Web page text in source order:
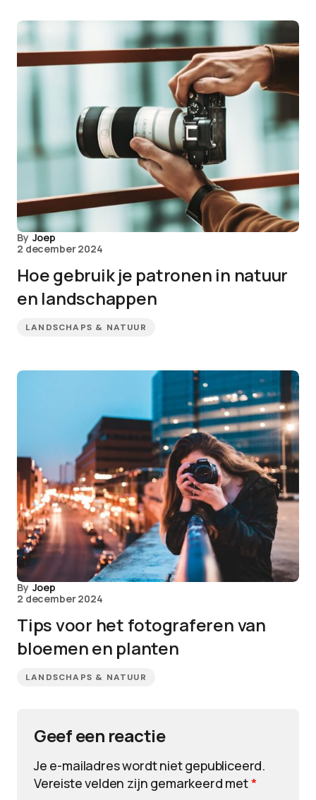
By Joep
2 december 2024
Hoe gebruik je patronen in natuur
en landschappen
LANDSCHAPS & NATUUR
By Joep
2 december 2024
Tips voor het fotograferen van
bloemen en planten
LANDSCHAPS & NATUUR
Geef een reactie
Je e-mailadres wordt niet gepubliceerd.
Vereiste velden zijn gemarkeerd met*